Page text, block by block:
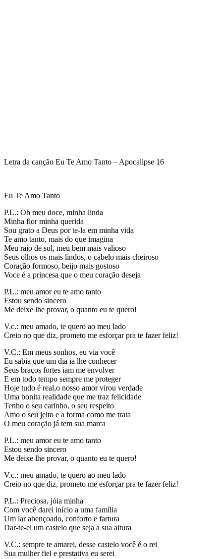
Letra da canção Eu Te Amo Tanto – Apocalipse 16
Eu Te Amo Tanto
P.L.: Oh meu doce, minha linda
Minha flor minha querida
Sou grato a Deus por te-la em minha vida
Te amo tanto, mais do que imagina
Meu raio de sol, meu bem mais valioso
Seus olhos os mais lindos, o cabelo mais cheiroso
Coração formoso, beijo mais gostoso
Voce é a princesa que o meu coração deseja
P.L.: meu amor eu te amo tanto
Estou sendo sincero
Me deixe lhe provar, o quanto eu te quero!
V.c.: meu amado, te quero ao meu lado
Creio no que diz, prometo me esforçar pra te fazer feliz!
V.C.: Em meus sonhos, eu via você
Eu sabia que um dia ia lhe conhecer
Seus braços fortes iam me envolver
E em todo tempo sempre me proteger
Hoje tudo é real,o nosso amor virou verdade
Uma bonita realidade que me traz felicidade
Tenho o seu carinho, o seu respeito
Amo o seu jeito e a forma como me trata
O meu coração já tem sua marca
P.L.: meu amor eu te amo tanto
Estou sendo sincero
Me deixe lhe provar, o quanto eu te quero!
V.c.: meu amado, te quero ao meu lado
Creio no que diz, prometo me esforçar pra te fazer feliz!
P.L.: Preciosa, jóia minha
Com você darei início a uma família
Um lar abençoado, conforto e fartura
Dar-te-ei um castelo que seja a sua altura
V.C.: sempre te amarei, desse castelo você é o rei
Sua mulher fiel e prestativa eu serei